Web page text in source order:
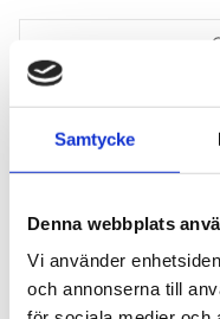
Samtycke
Denna webbplats
Vi använder
och annonserna till
THULE FLUSH RAIL EVO
4-PACK 710600